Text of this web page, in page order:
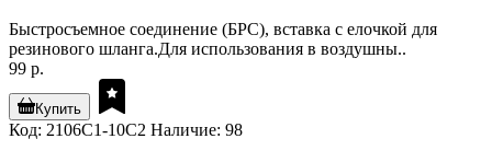
Быстросъемное соединение (БРС), вставка с елочкой для
резинового шланга.Для использования в воздушны..
99 р.
Купить
Код: 2106С1-10С2 Наличие: 98